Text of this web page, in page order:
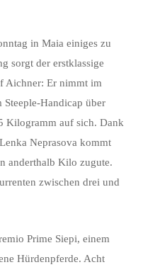
in Maia einiges zu
sorgt der erstklassige
Aichner: Er nimmt im
Steeple-Handicap über
Kilogramm auf sich. Dank
Neprasova kommt
anderthalb Kilo zugute.
zwischen drei und
Prime Siepi, einem
Hürdenpferde. Acht